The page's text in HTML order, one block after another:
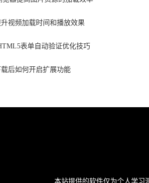
视频加载时间和播放效果
表单自动验证优化技巧
后如何开启扩展功能
本站提供的软件仅为个人学习